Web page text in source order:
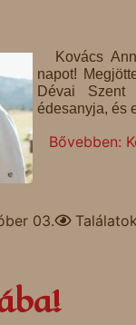
Kovács
napot!
Dévai Szent
édesanyja, és
Bővebben:
03.